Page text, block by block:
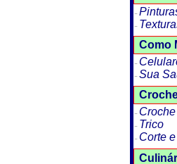
Como
Sua
Croche
Trico
Corte